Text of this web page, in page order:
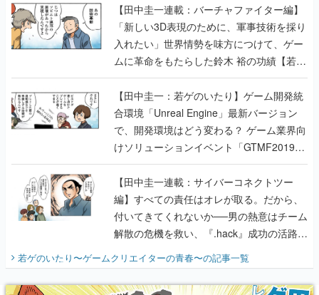
【田中圭一連載：バーチャファイター編】
「新しい3D表現のために、軍事技術を採り
入れたい」世界情勢を味方につけて、ゲー
ムに革命をもたらした鈴木 裕の功績【若ゲ
のいたり】
【田中圭一：若ゲのいたり】ゲーム開発統
合環境「Unreal Engine」最新バージョン
で、開発環境はどう変わる？ ゲーム業界向
けソリューションイベント「GTMF2019」
に行って、より理解を深めよう【PR】
【田中圭一連載：サイバーコネクトツー
編】すべての責任はオレが取る。だから、
付いてきてくれないか──男の熱意はチーム
解散の危機を救い、『.hack』成功の活路を
『少年ジャンプ』色だった【若ゲのいた
り】
若ゲのいたり〜ゲームクリエイターの青春〜の記事一覧